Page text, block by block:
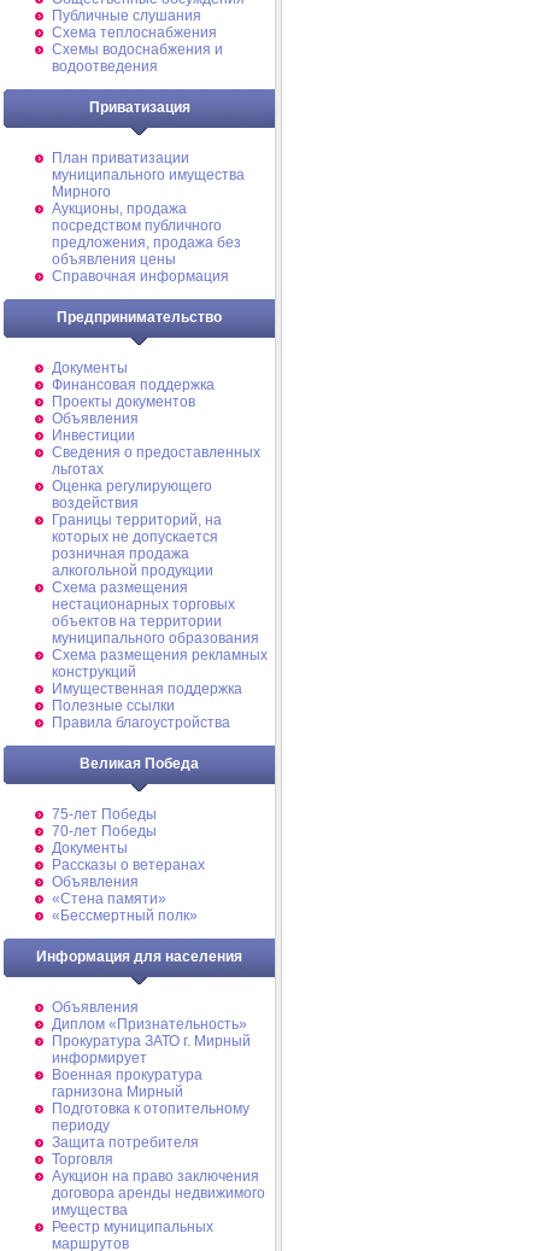
Публичные слушания
Схема теплоснабжения
Схемы водоснабжения и
водоотведения
Приватизация
План приватизации
муниципального имущества
Мирного
Аукционы, продажа
посредством публичного
предложения, продажа без
объявления цены
Справочная информация
Предпринимательство
Документы
Финансовая поддержка
Проекты документов
Объявления
Инвестиции
Сведения о предоставленных
льготах
Оценка регулирующего
воздействия
Границы территорий, на
которых не допускается
розничная продажа
алкогольной продукции
Схема размещения
нестационарных торговых
объектов на территории
муниципального образования
Схема размещения рекламных
конструкций
Имущественная поддержка
Полезные ссылки
Правила благоустройства
Великая Победа
75-лет Победы
70-лет Победы
Документы
Рассказы о ветеранах
Объявления
«Стена памяти»
«Бессмертный полк»
Информация для населения
Объявления
Диплом «Признательность»
Прокуратура ЗАТО г. Мирный
информирует
Военная прокуратура
гарнизона Мирный
Подготовка к отопительному
периоду
Защита потребителя
Торговля
Аукцион на право заключения
договора аренды недвижимого
имущества
Реестр муниципальных
маршрутов